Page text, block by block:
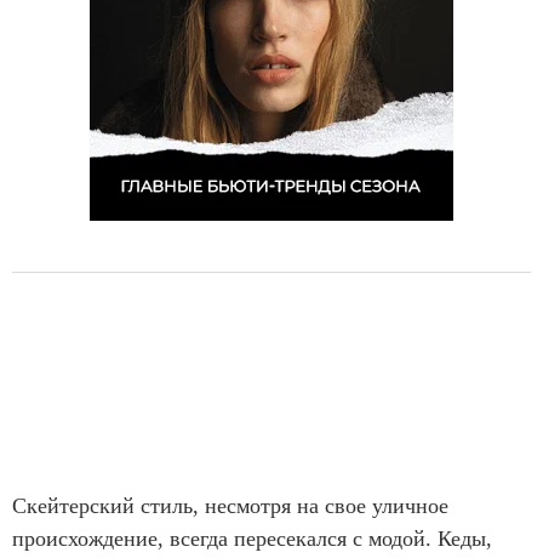
Скейтерский стиль, несмотря на свое уличное
происхождение, всегда пересекался с модой. Кеды,